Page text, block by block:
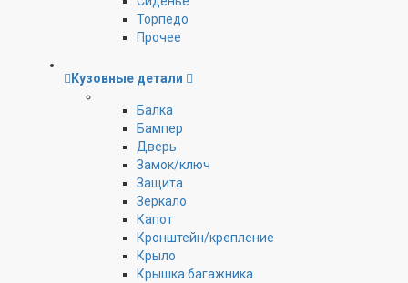
Торпедо
Прочее
Кузовные детали
Балка
Бампер
Дверь
Замок/ключ
Защита
Зеркало
Капот
Кронштейн/крепление
Крыло
Крышка багажника